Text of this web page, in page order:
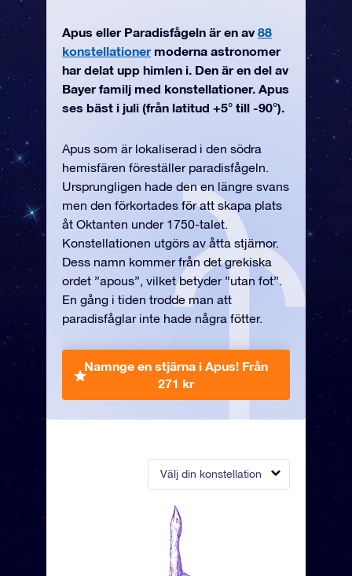
Välj din konstellation
Apus eller Paradisfågeln är en av 88
konstellationermoderna astronomer
har delat upp himlen i. Den är en del av
Bayer familj med konstellationer. Apus
ses bäst i juli (från latitud +5° till -90°).
Apus som är lokaliserad i den södra
hemisfären föreställer paradisfågeln.
Ursprungligen hade den en längre svans
men den förkortades för att skapa plats
åt Oktanten under 1750-talet.
Konstellationen utgörs av åtta stjärnor.
Dess namn kommer från det grekiska
ordet ”apous”, vilket betyder ”utan fot”.
En gång i tiden trodde man att
paradisfåglar inte hade några fötter.
Namnge en stjärna i Apus! Från
271 kr